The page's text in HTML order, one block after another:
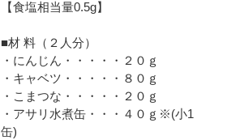
【食塩相当量0.5g】
■材 料（２人分）
・にんじん・・・・・２０ｇ
・キャベツ・・・・・８０ｇ
・こまつな・・・・・２０ｇ
・アサリ水煮缶・・・４０ｇ※(小1
缶)